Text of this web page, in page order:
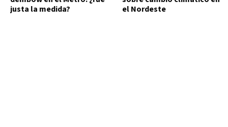
justa la medida?
el Nordeste